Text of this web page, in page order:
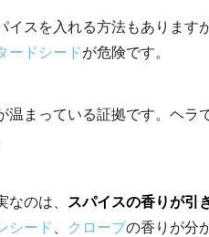
スを入れる方法もあります
ードシードが危険です。
まっている証拠です。ヘラ
のは、
スパイスの香りが引
シード クローブの香りが分